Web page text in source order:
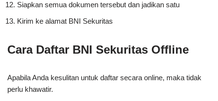
Siapkan semua dokumen tersebut dan jadikan satu
Kirim ke alamat BNI Sekuritas
Cara Daftar BNI Sekuritas Offline
Apabila Anda kesulitan untuk daftar secara online, maka tidak
perlu khawatir.